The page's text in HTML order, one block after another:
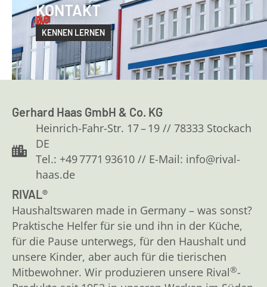
KONTAKT
KENNEN LERNEN
Gerhard Haas GmbH & Co. KG
Heinrich-Fahr-Str. 17 – 19 // 78333 Stockach
DE
Tel.: +49 7771 93610 // E-Mail: info@rival-
haas.de
RIVAL®
Haushaltswaren made in Germany – was sonst?
Praktische Helfer für sie und ihn in der Küche,
für die Pause unterwegs, für den Haushalt und
unsere Kinder, aber auch für die tierischen
Mitbewohner. Wir produzieren unsere Rival®-